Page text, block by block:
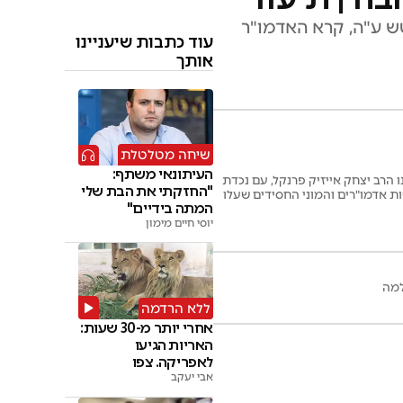
ע"ה, קרא האדמו"ר
יצחק אייזיק פרנקל, עם נכדת
אדמו"רים והמוני החסידים שעלו
עוד כתבות שיעניינו
אותך
שיחה מטלטלת
העיתונאי משתף:
"החזקתי את הבת שלי
המתה בידיים"
יוסי חיים מימון
ללא הרדמה
אחרי יותר מ-30 שעות:
האריות הגיעו
לאפריקה. צפו
אבי יעקב